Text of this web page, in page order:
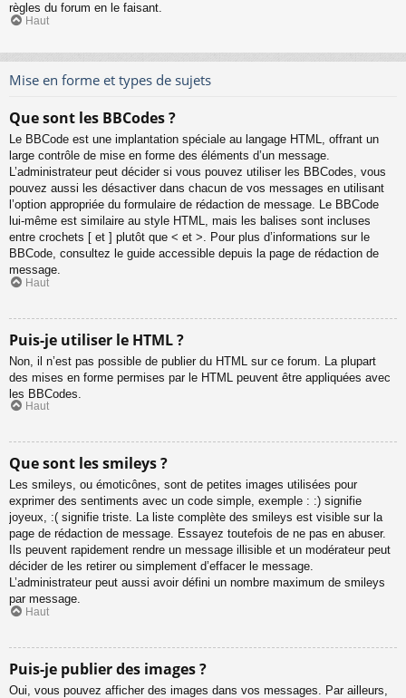
règles du forum en le faisant.
Haut
Mise en forme et types de sujets
Que sont les BBCodes ?
Le BBCode est une implantation spéciale au langage HTML, offrant un
large contrôle de mise en forme des éléments d’un message.
L’administrateur peut décider si vous pouvez utiliser les BBCodes, vous
pouvez aussi les désactiver dans chacun de vos messages en utilisant
l’option appropriée du formulaire de rédaction de message. Le BBCode
lui-même est similaire au style HTML, mais les balises sont incluses
entre crochets [ et ] plutôt que < et >. Pour plus d’informations sur le
BBCode, consultez le guide accessible depuis la page de rédaction de
message.
Haut
Puis-je utiliser le HTML ?
Non, il n’est pas possible de publier du HTML sur ce forum. La plupart
des mises en forme permises par le HTML peuvent être appliquées avec
les BBCodes.
Haut
Que sont les smileys ?
Les smileys, ou émoticônes, sont de petites images utilisées pour
exprimer des sentiments avec un code simple, exemple : :) signifie
joyeux, :( signifie triste. La liste complète des smileys est visible sur la
page de rédaction de message. Essayez toutefois de ne pas en abuser.
Ils peuvent rapidement rendre un message illisible et un modérateur peut
décider de les retirer ou simplement d’effacer le message.
L’administrateur peut aussi avoir défini un nombre maximum de smileys
par message.
Haut
Puis-je publier des images ?
Oui, vous pouvez afficher des images dans vos messages. Par ailleurs,